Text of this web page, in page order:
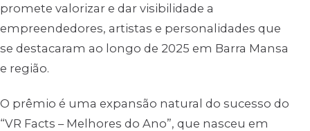
promete valorizar e dar visibilidade a
empreendedores, artistas e personalidades que
se destacaram ao longo de 2025 em Barra Mansa
e região.
O prêmio é uma expansão natural do sucesso do
“VR Facts – Melhores do Ano”, que nasceu em